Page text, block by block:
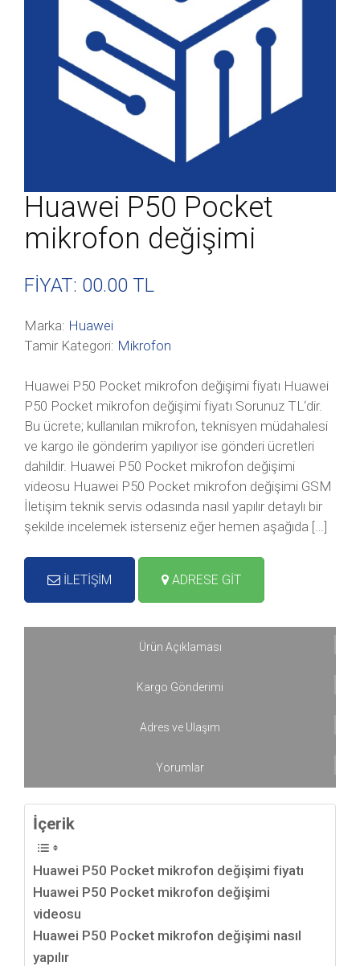
Huawei P50 Pocket
mikrofon değişimi
FİYAT: 00.00 TL
Marka: Huawei
Tamir Kategori: Mikrofon
Huawei P50 Pocket mikrofon değişimi fiyatı Huawei
P50 Pocket mikrofon değişimi fiyatı Sorunuz TL‘dir.
Bu ücrete; kullanılan mikrofon, teknisyen müdahalesi
ve kargo ile gönderim yapılıyor ise gönderi ücretleri
dahildir. Huawei P50 Pocket mikrofon değişimi
videosu Huawei P50 Pocket mikrofon değişimi GSM
İletişim teknik servis odasında nasıl yapılır detaylı bir
şekilde incelemek isterseniz eğer hemen aşağıda […]
İLETİŞİM ADRESE GİT
Ürün Açıklaması
Kargo Gönderimi
Adres ve Ulaşım
Yorumlar
İçerik
Huawei P50 Pocket mikrofon değişimi fiyatı
Huawei P50 Pocket mikrofon değişimi
videosu
Huawei P50 Pocket mikrofon değişimi nasıl
yapılır